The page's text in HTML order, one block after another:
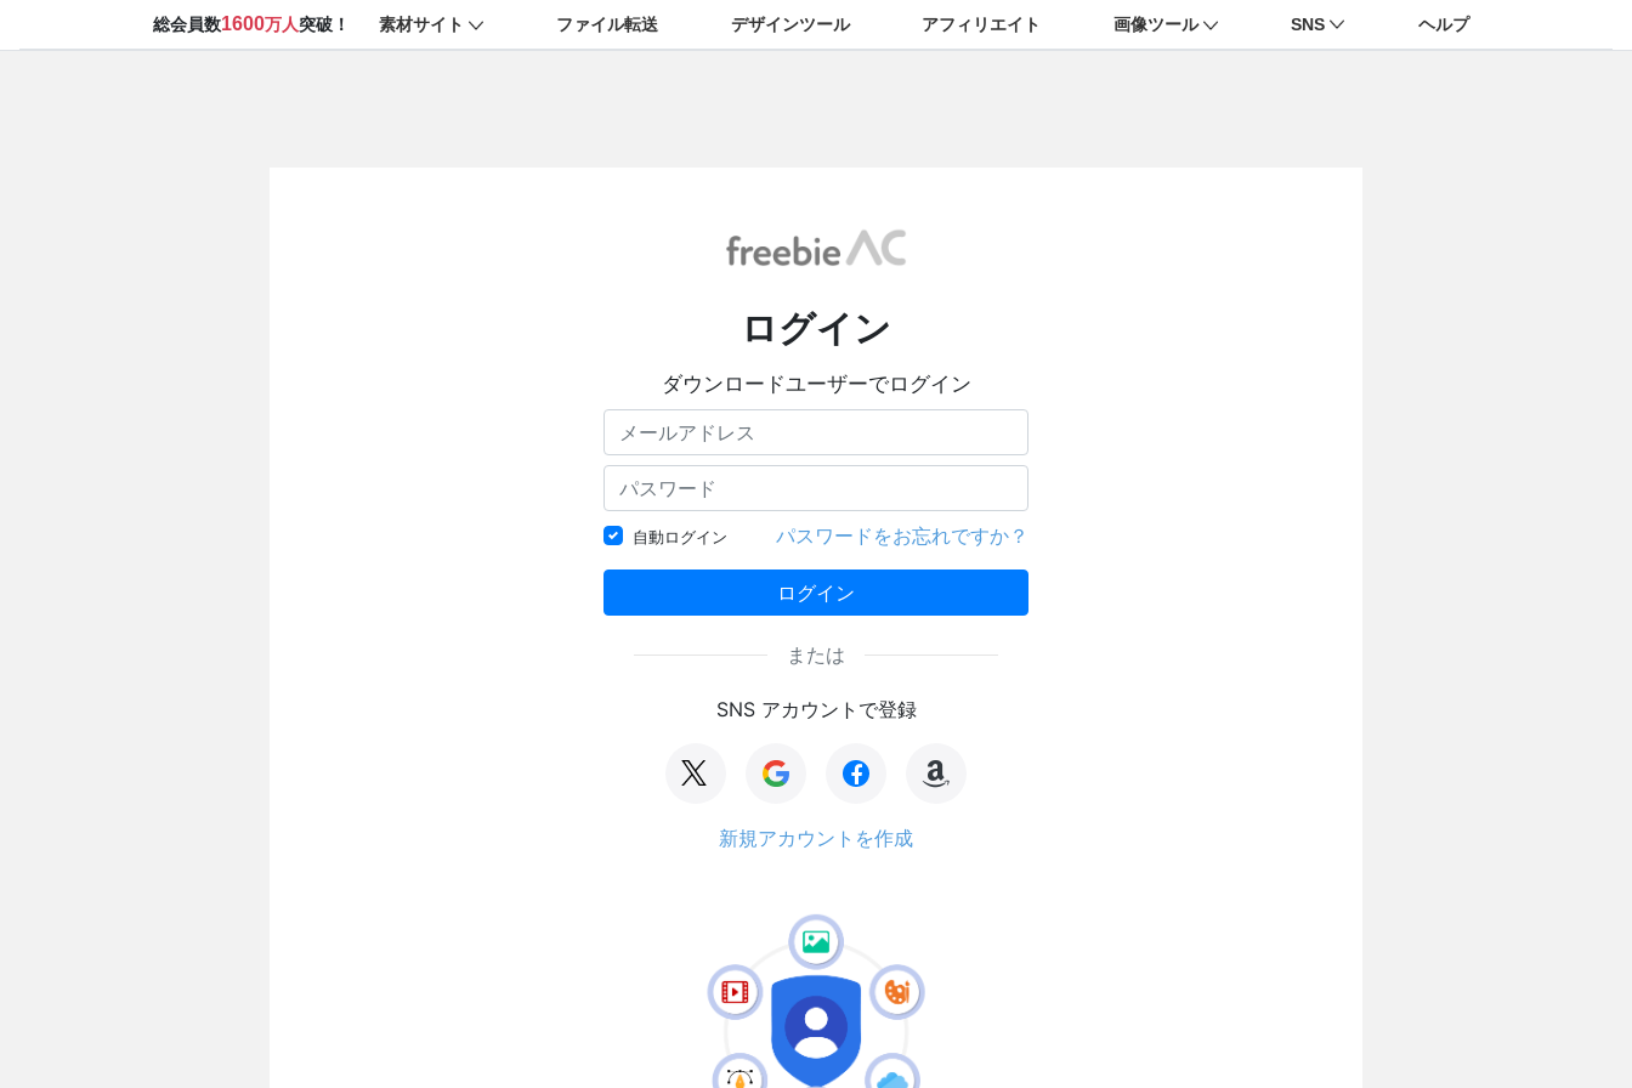
総会員数1600万人突破！ 素材サイト ファイル転送 デザインツール アフィリエイト 画像ツール SNS ヘルプ
ログイン
ダウンロードユーザーでログイン
自動ログイン パスワードをお忘れですか？
ログイン
または
SNS アカウントで登録
新規アカウントを作成